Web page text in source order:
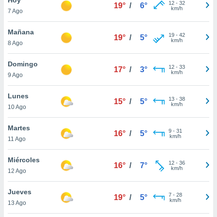
en
más
nuestra
de
cookies
aceptar
7 Ago
19° / 6° 12- 32
km/h
Mañana
8 Ago
19° / 5° 19- 42
km/h
Domingo
9 Ago
17° / 3° 12- 33
km/h
Lunes
10 Ago
15° / 5° 13- 38
km/h
Martes
11 Ago
16° / 5° 9- 31
km/h
Miércoles
12 Ago
16° / 7° 12- 36
km/h
Jueves
13 Ago
19° / 5° 7- 28
km/h